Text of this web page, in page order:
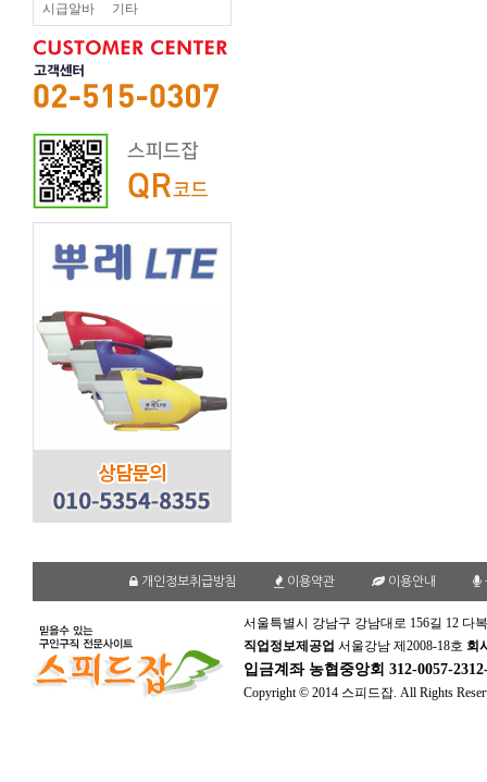
시급알바 기타
개인정보취급방침 이용약관 이용안내
서울특별시 강남구 강남대로 156길 12 다
직업정보제공업 서울강남 제2008-18호 회
입금계좌 농협중앙회 312-0057-
Copyright © 2014 스피드잡. All Rights